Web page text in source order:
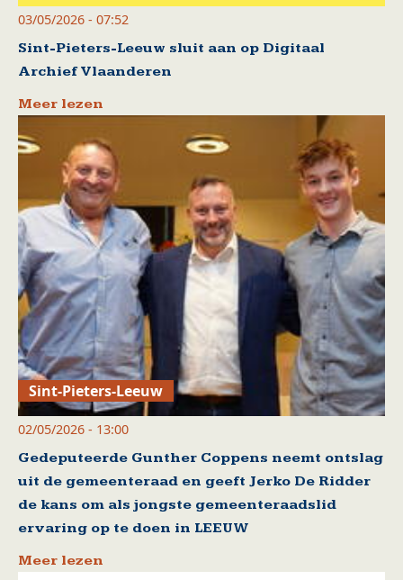
03/05/2026 - 07:52
Sint-Pieters-Leeuw sluit aan op Digitaal
Archief Vlaanderen
Meer lezen
Sint-Pieters-Leeuw
02/05/2026 - 13:00
Gedeputeerde Gunther Coppens neemt ontslag
uit de gemeenteraad en geeft Jerko De Ridder
de kans om als jongste gemeenteraadslid
ervaring op te doen in LEEUW
Meer lezen